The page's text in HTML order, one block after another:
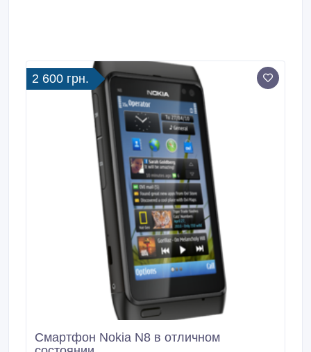
2 600 грн.
Смартфон Nokia N8 в отличном